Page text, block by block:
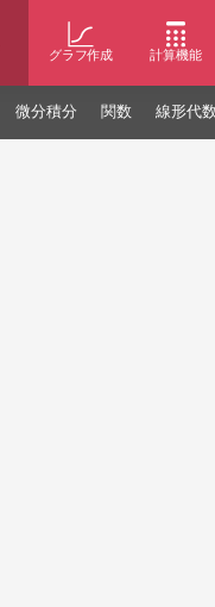
グラフ作成 計算機能
微分積分 関数 線形代数